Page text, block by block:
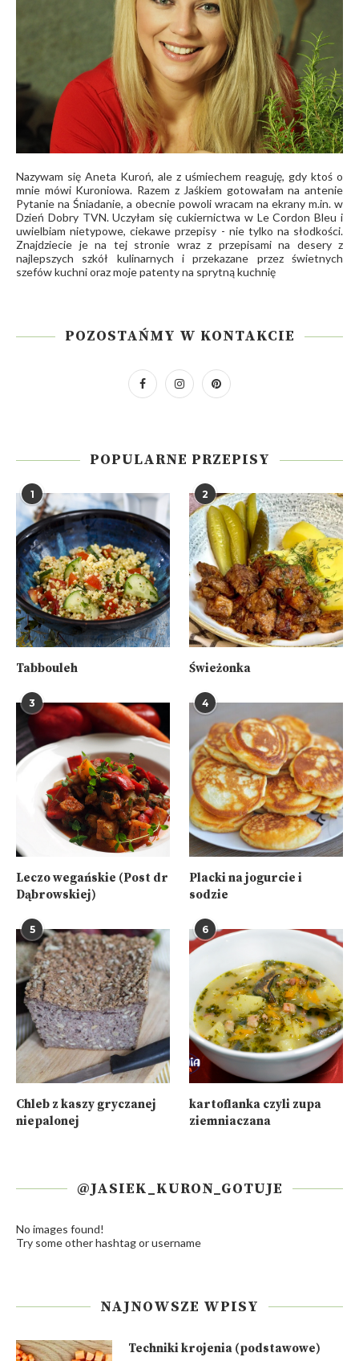
Nazywam się Aneta Kuroń, ale z uśmiechem reaguję, gdy ktoś o
mnie mówi Kuroniowa. Razem z Jaśkiem gotowałam na antenie
Pytanie na Śniadanie, a obecnie powoli wracam na ekrany m.in. w
Dzień Dobry TVN. Uczyłam się cukiernictwa w Le Cordon Bleu i
uwielbiam nietypowe, ciekawe przepisy - nie tylko na słodkości.
Znajdziecie je na tej stronie wraz z przepisami na desery z
najlepszych szkół kulinarnych i przekazane przez świetnych
szefów kuchni oraz moje patenty na sprytną kuchnię
POZOSTAŃMY W KONTAKCIE
POPULARNE PRZEPISY
1
Tabbouleh
2
Świeżonka
3
Leczo wegańskie (Post dr
Dąbrowskiej)
4
Placki na jogurcie i
sodzie
5
Chleb z kaszy gryczanej
niepalonej
6
kartoflanka czyli zupa
ziemniaczana
@JASIEK_KURON_GOTUJE
No images found!
Try some other hashtag or username
NAJNOWSZE WPISY
Techniki krojenia (podstawowe)